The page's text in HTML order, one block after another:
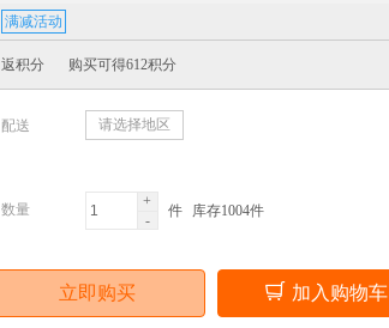
满减活动
返积分 购买可得612积分
配送 请选择地区
数量
+
-
件 库存1004件
立即购买 加入购物车